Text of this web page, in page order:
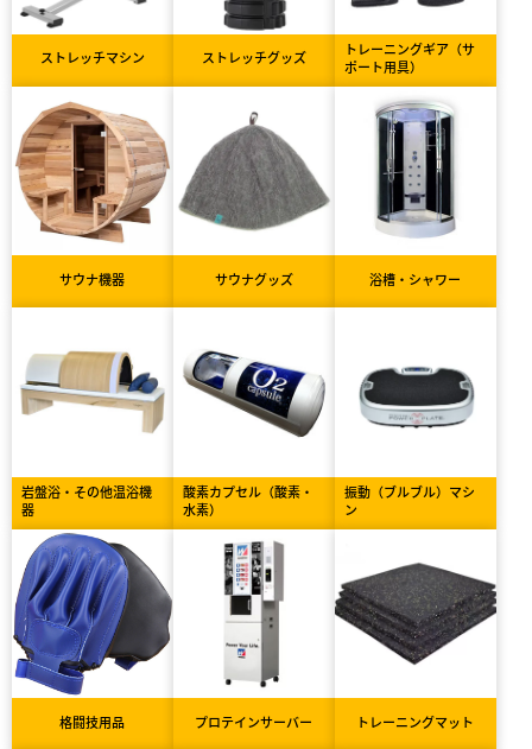
ストレッチマシン ストレッチグッズ
トレーニングギア（サ
ポート用具）
サウナ機器 サウナグッズ 浴槽・シャワー
岩盤浴・その他温浴機
器
酸素カプセル（酸素・
水素）
振動（ブルブル）マシ
ン
格闘技用品 プロテインサーバー トレーニングマット